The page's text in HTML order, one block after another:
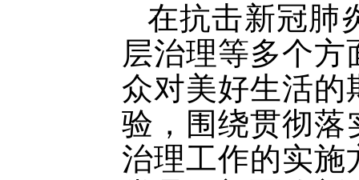
在抗击新冠肺
层治理等多个
众对美好生活的
验，围绕贯彻落
治理工作的实施